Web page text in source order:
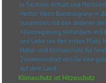
In Sachsen-Anhalt und
Herbst: Wenn Bündnisgrüne in
zusammen mit den anderen
Alleinregierung verhindern. In
und Linke um den ersten Platz.
Natur- und Klimaschutz, für
Zusammenhalt und für eine
auf dem Land.
Klimaschutz ist Hitzeschutz